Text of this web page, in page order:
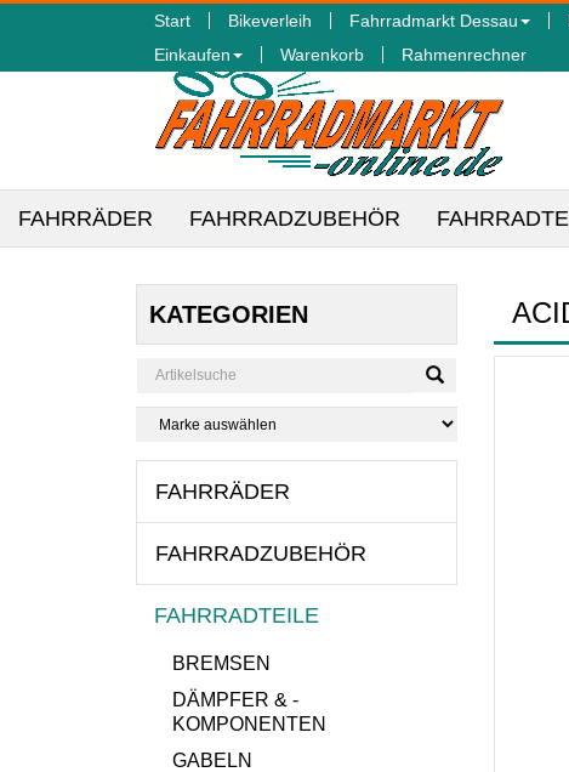
Start Bikeverleih Fahrradmarkt Dessau
Einkaufen
Warenkorb Rahmenrechner
FAHRRÄDER FAHRRADZUBEHÖR
KATEGORIEN
FAHRRÄDER
FAHRRADZUBEHÖR
FAHRRADTEILE
BREMSEN
DÄMPFER & -
KOMPONENTEN
GABELN